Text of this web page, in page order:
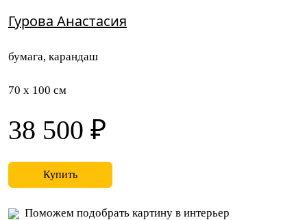
Гурова Анастасия
бумага, карандаш
70 x 100 см
38 500 ₽
Купить
Поможем подобрать картину в интерьер